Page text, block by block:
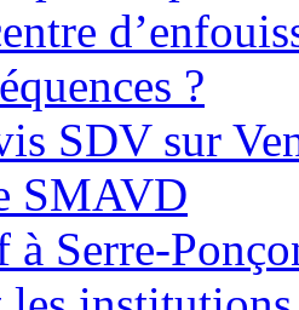
?
SDV sur
SMAVD
Serre-